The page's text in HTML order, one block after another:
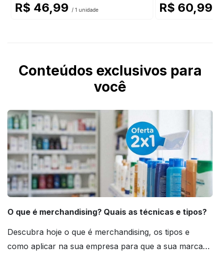
R$ 46,99 / 1 unidade R$ 60,99
Conteúdos exclusivos para
você
O que é merchandising? Quais as técnicas e tipos?
Descubra hoje o que é merchandising, os tipos e
como aplicar na sua empresa para que a sua marca